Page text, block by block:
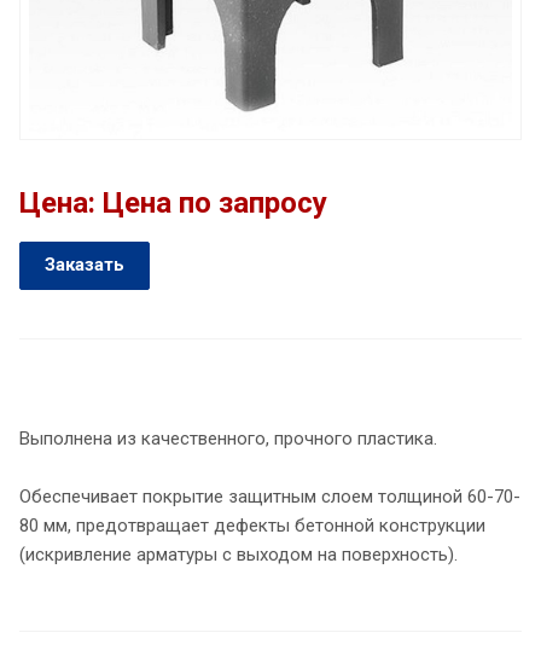
Цена: Цена по запросу
Заказать
Выполнена из качественного, прочного пластика.
Обеспечивает покрытие защитным слоем толщиной 60-70-
80 мм, предотвращает дефекты бетонной конструкции
(искривление арматуры с выходом на поверхность).